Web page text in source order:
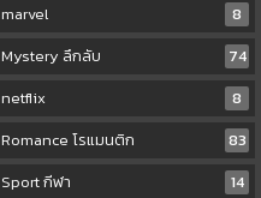
marvel
8
Mystery ลึกลับ
74
netflix
8
Romance โรแมนติก
83
Sport กีฬา
14